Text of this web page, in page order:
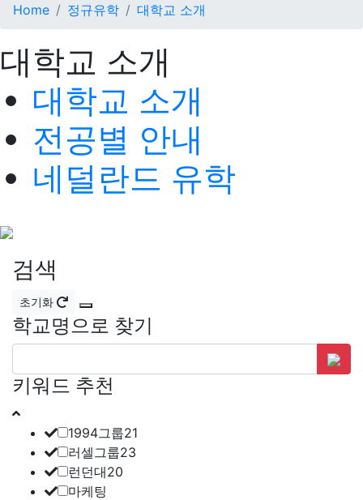
Home 정규유학 대학교 소개
대학교 소개
대학교 소개
전공별 안내
네덜란드 유학
검색
초기화
학교명으로 찾기
키워드 추천
1994그룹21
러셀그룹23
런던대20
마케팅